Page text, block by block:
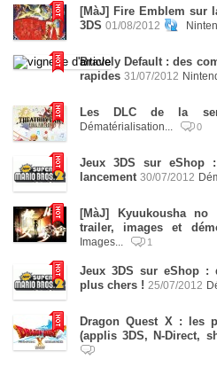
[MàJ] Fire Emblem sur
3DS 01/08/2012
Bravely Default : des
rapides 31/07/2012
Les DLC de la
Dématérialisation...
0
Jeux 3DS sur eShop
lancement 30/07/2012
[MàJ] Kyuukousha
trailer, images et
Images...
1
Jeux 3DS sur eShop :
plus chers ! 25/07/2012
Dragon Quest X : les
(applis 3DS, N-Direct,